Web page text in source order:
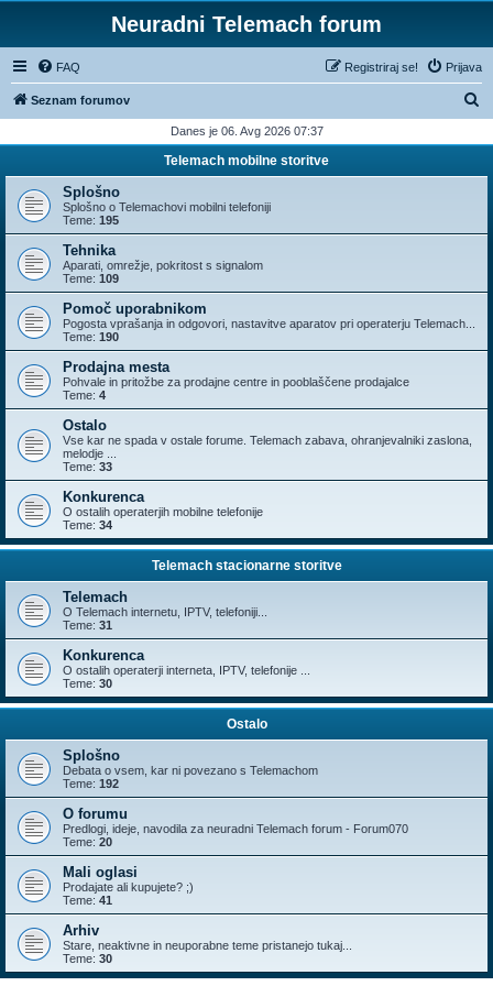
Neuradni Telemach forum
FAQ Prijava
Registriraj se!
Seznam forumov
a
j
Danes je 06. Avg 2026 07:37
Telemach mobilne storitve
Splošno
Splošno o Telemachovi mobilni telefoniji
Teme: 195
Tehnika
Aparati, omrežje, pokritost s signalom
Teme: 109
Pomoč uporabnikom
Pogosta vprašanja in odgovori, nastavitve aparatov pri operaterju Telemach...
Teme: 190
Prodajna mesta
Pohvale in pritožbe za prodajne centre in pooblaščene prodajalce
Teme: 4
Ostalo
Vse kar ne spada v ostale forume. Telemach zabava, ohranjevalniki zaslona,
melodje ...
Teme: 33
Konkurenca
O ostalih operaterjih mobilne telefonije
Teme: 34
Telemach stacionarne storitve
Telemach
O Telemach internetu, IPTV, telefoniji...
Teme: 31
Konkurenca
O ostalih operaterji interneta, IPTV, telefonije ...
Teme: 30
Ostalo
Splošno
Debata o vsem, kar ni povezano s Telemachom
Teme: 192
O forumu
Predlogi, ideje, navodila za neuradni Telemach forum - Forum070
Teme: 20
Mali oglasi
Prodajate ali kupujete? ;)
Teme: 41
Arhiv
Stare, neaktivne in neuporabne teme pristanejo tukaj...
Teme: 30